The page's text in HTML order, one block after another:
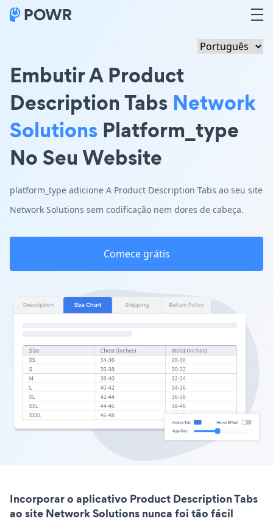
Embutir A Product
Description Tabs Network
Solutions Platform_type
No Seu Website
platform_type adicione A Product Description Tabs ao seu site
Network Solutions sem codificação nem dores de cabeça.
Comece grátis
Incorporar o aplicativo Product Description Tabs
ao site Network Solutions nunca foi tão fácil